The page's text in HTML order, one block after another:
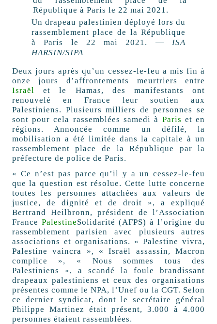
Un drapeau palestinien déployé lors du
rassemblement place de la République
à Paris le 22 mai 2021. — ISA
HARSIN/SIPA
Deux jours après qu’un cessez-le-feu a mis fin à
onze jours d’affrontements meurtriers entre
Israël
et le Hamas, des manifestants ont
renouvelé en France leur soutien aux
Palestiniens. Plusieurs milliers de personnes se
sont pour cela rassemblées samedi à Paris et en
régions. Annoncée comme un défilé, la
mobilisation a été limitée dans la capitale à un
rassemblement place de la République par la
préfecture de police de Paris.
« Ce n’est pas parce qu’il y a un cessez-le-feu
que la question est résolue. Cette lutte concerne
toutes les personnes attachées aux valeurs de
justice, de dignité et de droit », a expliqué
Bertrand Heilbronn, président de l’Association
France PalestineSolidarité (AFPS) à l’origine du
rassemblement parisien avec plusieurs autres
associations et organisations. « Palestine vivra,
Palestine vaincra », « Israël assassin, Macron
complice », « Nous sommes tous des
Palestiniens », a scandé la foule brandissant
drapeaux palestiniens et ceux des organisations
présentes comme le NPA, l’Unef ou la CGT. Selon
ce dernier syndicat, dont le secrétaire général
Philippe Martinez était présent, 3.000 à 4.000
personnes étaient rassemblées.